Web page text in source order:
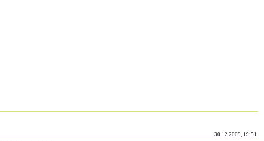
30.12.2009, 19:51